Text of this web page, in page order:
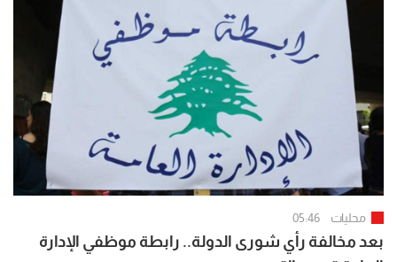
محليات 05:46
بعد مخالفة رأي شورى الدولة.. رابطة موظفي الإدارة